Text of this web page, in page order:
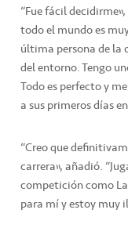
“Fue fácil
todo el mundo es
última persona de la
del entorno. Tengo
Todo es perfecto y
a sus primeros días
“Creo que
carrera”, añadió.
competición como
para mí y estoy muy